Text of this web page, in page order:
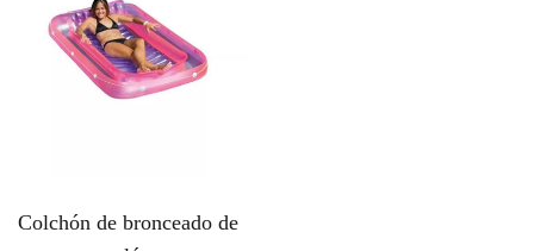
Colchón de bronceado de